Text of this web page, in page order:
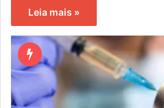
Leia mais »